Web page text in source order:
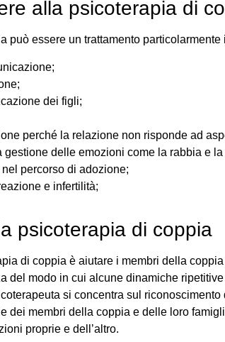
alla psicoterapia di
può essere un trattamento
dei figli;
perché la relazione non risponde ad
gestione delle emozioni come la rabbia e
percorso di adozione;
e infertilità;
psicoterapia di coppia
di coppia è aiutare i membri della
del modo in cui alcune dinamiche
si concentra sul
dei membri della coppia e delle loro
proprie e dell’altro.